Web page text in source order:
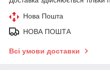
Нова Пошта
НОВА ПОШТА
Всі умови доставки